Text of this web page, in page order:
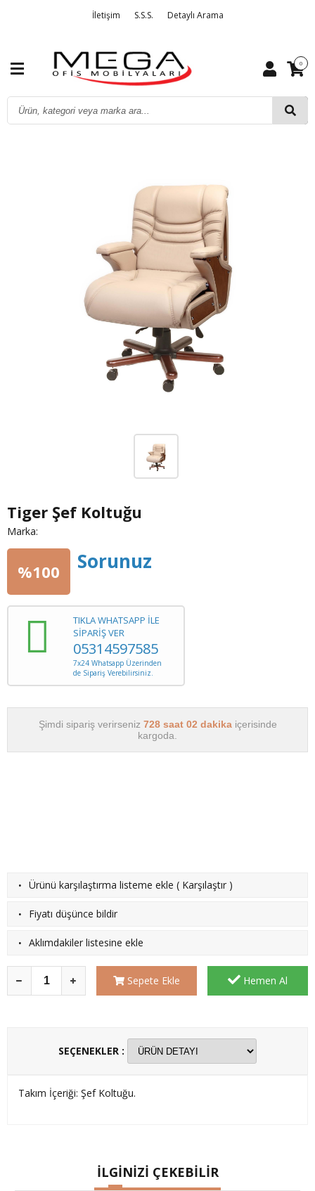
İletişim S.S.S. Detaylı Arama
0
Tiger Şef Koltuğu
Marka:
%100 Sorunuz
TIKLA WHATSAPP İLE
SİPARİŞ VER
05314597585
7x24 Whatsapp Üzerinden
de Sipariş Verebilirsiniz.
Şimdi sipariş verirseniz 728 saat 02 dakika içerisinde
kargoda.
· Ürünü karşılaştırma listeme ekle ( Karşılaştır )
· Fiyatı düşünce bildir
· Aklımdakiler listesine ekle
Sepete Ekle Hemen Al
SEÇENEKLER :
Takım İçeriği: Şef Koltuğu.
İLGİNİZİ ÇEKEBİLİR